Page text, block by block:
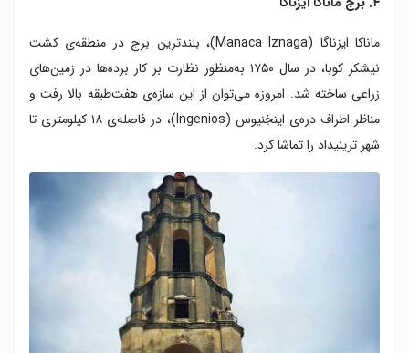
ماناکا ایزناگا (Manaca Iznaga)، بلندترین برج در منطقه‌ی کشت
نیشکر کوبا، در سال ۱۷۵۰ به‌منظور نظارت بر کار برده‌ها در زمین‌های
زراعی ساخته شد. امروزه می‌توان از این سازه‌ی هفت‌طبقه بالا رفت و
مناظر اطراف دره‌ی اینخِنیوس (Ingenios)، در فاصله‌ی ۱۸ کیلومتری تا
شهر ترینیداد را تماشا کرد.